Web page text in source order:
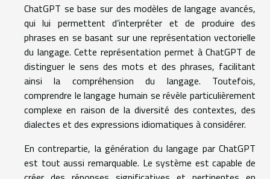
ChatGPT se base sur des modèles de langage avancés,
qui lui permettent d’interpréter et de produire des
phrases en se basant sur une représentation vectorielle
du langage. Cette représentation permet à ChatGPT de
distinguer le sens des mots et des phrases, facilitant
ainsi la compréhension du langage. Toutefois,
comprendre le langage humain se révèle particulièrement
complexe en raison de la diversité des contextes, des
dialectes et des expressions idiomatiques à considérer.
En contrepartie, la génération du langage par ChatGPT
est tout aussi remarquable. Le système est capable de